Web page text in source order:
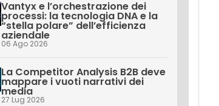
Vantyx e l’orchestrazione dei
processi: la tecnologia DNA e la
“stella polare” dell’efficienza
aziendale
06 Ago 2026
La Competitor Analysis B2B deve
mappare i vuoti narrativi dei
media
27 Lug 2026